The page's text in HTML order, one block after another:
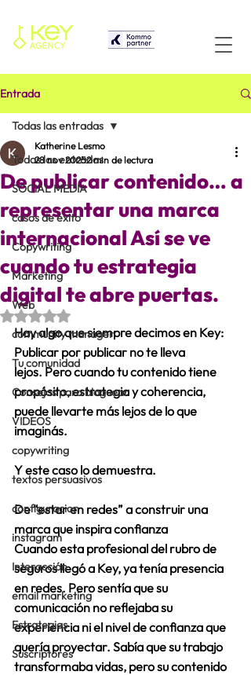
Entrada
Todas las entradas
SOCIAL MEDIA
casos de éxito
Copywriting
Marketing
Web
community manager
Tu comunidad
Consejos para bloguear
VIDEOS
copywriting
textos persuasivos
configuracion
instagram
Interacción
email marketing
Estrategias
Suscriptores
Todas las entradas
De publicar contenido… a
representar una marca
internacional Así se ve
cuando tu estrategia
digital te abre puertas.
Katherine Lesmo
28 nov 20252 min de lectura
Obtuvo NaN de 5 estrellas.
Hay algo que siempre decimos en Key:
Publicar por publicar no te lleva
lejos. Pero cuando tu contenido tiene
propósito, estrategia y coherencia,
puede llevarte más lejos de lo que
imaginás.
Y este caso lo demuestra.
De “estar en redes” a construir una
marca que inspira confianza
Cuando esta profesional del rubro de
seguros llegó a Key, ya tenía presencia
en redes. Pero sentía que su
comunicación no reflejaba su
experiencia ni el nivel de confianza que
quería proyectar. Sabía que su trabajo
transformaba vidas, pero su contenido